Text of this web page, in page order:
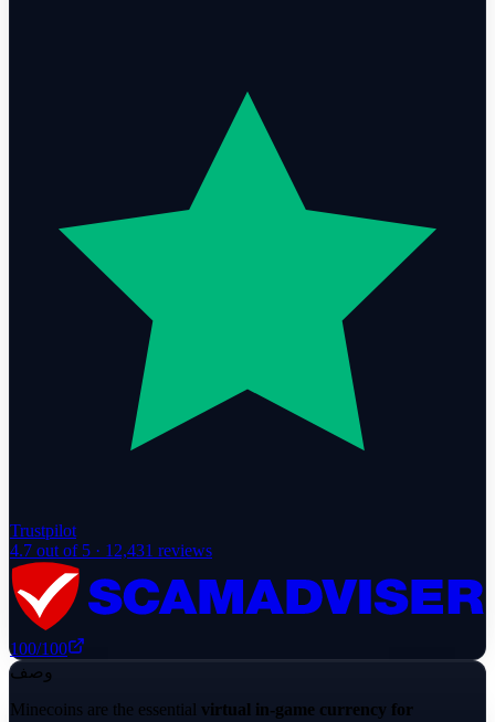
Trustpilot
4.7 out of 5 · 12,431 reviews
100/100
وصف
Minecoins are the essential virtual in-game currency for